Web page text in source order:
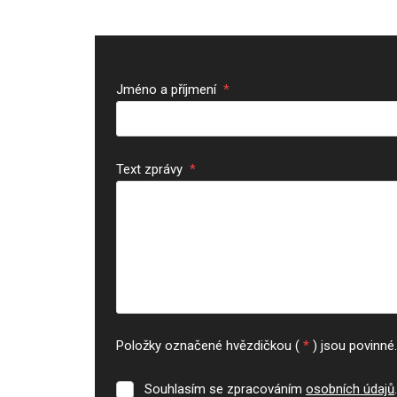
Jméno a příjmení *
Text zprávy *
Položky označené hvězdičkou ( * ) jsou povinné.
Souhlasím
Souhlasím se zpracováním osobních údajů.